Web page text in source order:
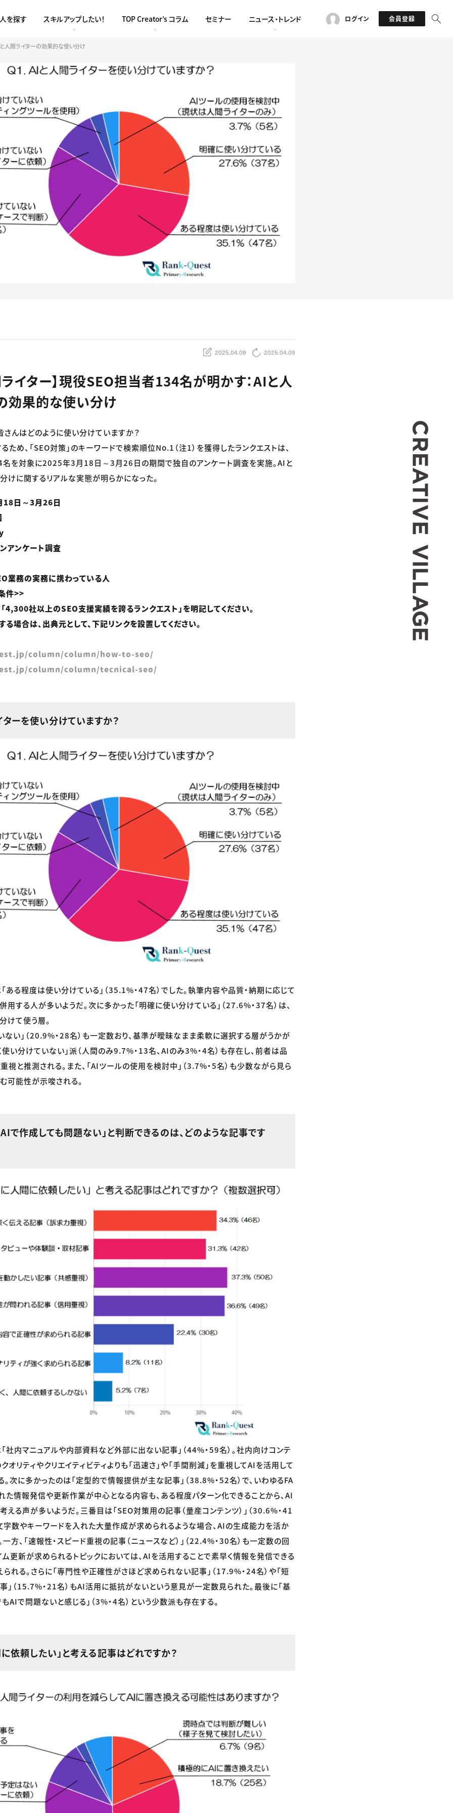
を探す スキルアップしたい！ TOP Creator’s コラム セミナー ニュース・トレンド ログイン 会員登録
人間ライターの効果的な使い分け
2025.04.09 2025.04.09
イター】現役SEO担当者134名が明かす：AIと人
効果的な使い分け
さんはどのように使い分けていますか？
ため、「SEO対策」のキーワードで検索順位No.1（注1）を獲得したランクエストは、
を対象に2025年3月18日～3月26日の期間で独自のアンケート調査を実施。AIと
けに関するリアルな実態が明らかになった。
18日～3月26日
アンケート調査
業務の実務に携わっている人
件>>
4,300社以上のSEO支援実績を誇るランクエスト」を明記してください。
る場合は、出典元として、下記リンクを設置してください。
column/column/how-to-seo/
column/column/tecnical-seo/
ーを使い分けていますか？
ある程度は使い分けている」（35.1%・47名）でした。執筆内容や品質・納期に応じて
用する人が多いようだ。次に多かった「明確に使い分けている」（27.6%・37名）は、
けて使う層。
ない」（20.9%・28名）も一定数おり、基準が曖昧なまま柔軟に選択する層がうかが
使い分けていない」派（人間のみ9.7%・13名、AIのみ3%・4名）も存在し、前者は品
視と推測される。また、「AIツールの使用を検討中」（3.7%・5名）も少数ながら見ら
可能性が示唆される。
で作成しても問題ない」と判断できるのは、どのような記事です
社内マニュアルや内部資料など外部に出ない記事」（44%・59名）。社内向けコンテ
オリティやクリエイティビティよりも「迅速さ」や「手間削減」を重視してAIを活用して
。次に多かったのは「定型的で情報提供が主な記事」（38.8%・52名）で、いわゆるFA
た情報発信や更新作業が中心となる内容も、ある程度パターン化できることから、AI
える声が多いようだ。三番目は「SEO対策用の記事（量産コンテンツ）」（30.6%・41
字数やキーワードを入れた大量作成が求められるような場合、AIの生成能力を活か
方、「速報性・スピード重視の記事（ニュースなど）」（22.4%・30名）も一定数の回
ム更新が求められるトピックにおいては、AIを活用することで素早く情報を発信できる
られる。さらに「専門性や正確性がさほど求められない記事」（17.9%・24名）や「短
」（15.7%・21名）もAI活用に抵抗がないという意見が一定数見られた。最後に「基
AIで問題ないと感じる」（3%・4名）という少数派も存在する。
依頼したい」と考える記事はどれですか？